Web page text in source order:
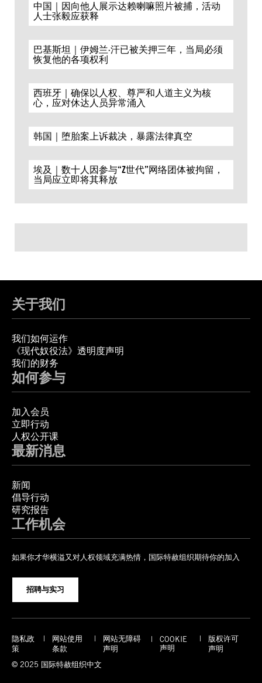
中国｜因向他人展示达赖喇嘛照片被捕，活动
人士张毅应获释
巴基斯坦｜伊姆兰·汗已被关押三年，当局必须
恢复他的各项权利
西班牙｜确保以人权、尊严和人道主义为核
心，应对休达人员异常涌入
韩国｜堕胎案上诉裁决，暴露法律真空
埃及｜数十人因参与“Z世代”网络团体被拘留，
当局应立即将其释放
关于我们
我们如何运作
《现代奴役法》透明度声明
我们的财务
如何参与
加入会员
立即行动
人权公开课
最新消息
新闻
倡导行动
研究报告
工作机会
如果你才华横溢又对人权领域充满热情，国际特赦组织期待你的加入
招聘与实习
隐私政
策
网站使用
条款
网站无障碍
声明
COOKIE
声明
版权许可
声明
© 2025 国际特赦组织中文